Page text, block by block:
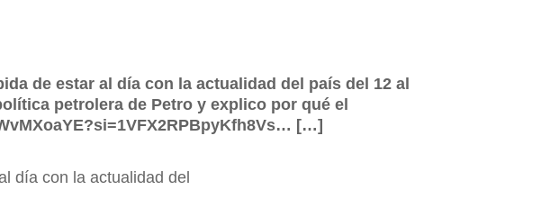
de estar al día con la actualidad del país del 12 al
petrolera de Petro y explico por qué el
[…]
día con la actualidad del